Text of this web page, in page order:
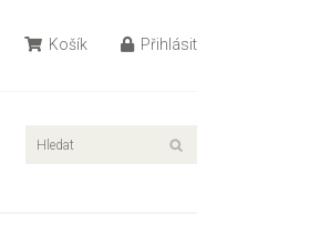
Košík Přihlásit